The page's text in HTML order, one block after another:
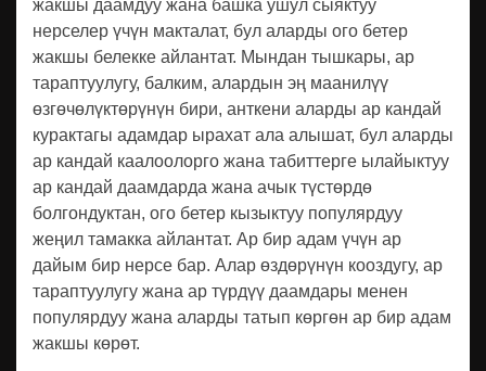
жакшы даамдуу жана башка ушул сыяктуу
нерселер үчүн макталат, бул аларды ого бетер
жакшы белекке айлантат. Мындан тышкары, ар
тараптуулугу, балким, алардын эң маанилүү
өзгөчөлүктөрүнүн бири, анткени аларды ар кандай
курактагы адамдар ырахат ала алышат, бул аларды
ар кандай каалоолорго жана табиттерге ылайыктуу
ар кандай даамдарда жана ачык түстөрдө
болгондуктан, ого бетер кызыктуу популярдуу
жеңил тамакка айлантат. Ар бир адам үчүн ар
дайым бир нерсе бар. Алар өздөрүнүн кооздугу, ар
тараптуулугу жана ар түрдүү даамдары менен
популярдуу жана аларды татып көргөн ар бир адам
жакшы көрөт.